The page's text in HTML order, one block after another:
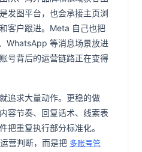
发图平台，也会承接主页浏
客户跟进。Meta 自己也把
WhatsApp 等消息场景放进
号背后的运营链路正在变得
追求大量动作。更稳的做
容节奏、回复话术、线索表
把重复执行部分标准化。
营判断，而是把 多账号管